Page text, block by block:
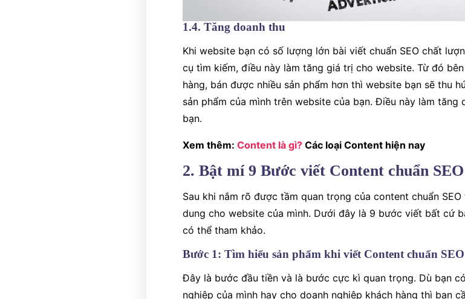
1.4. Tăng doanh thu
Khi website bạn có số lượng lớn bài viết chuẩn SEO chất
cụ tìm kiếm, điều này làm tăng giá trị cho website. Từ đó
hàng, bán được nhiều sản phẩm hơn thì website bạn sẽ thu
sản phẩm của mình trên website của bạn. Điều này làm tăng
bạn.
Xem thêm: Content là gì? Các loại Content hiện nay
2. Bật mí 9 Bước viết Content chuẩn
Sau khi nắm rõ được tầm quan trọng của content chuẩn
dung cho website của mình. Dưới đây là 9 bước viết bất cứ
có thể tham khảo.
Bước 1: Tìm hiểu sản phẩm khi viết Content chuẩn SEO
Đây là bước đầu tiền và là bước cực kì quan trọng. Dù bạn
nghiệp của mình hay cho doanh nghiệp khách hàng thì bạn